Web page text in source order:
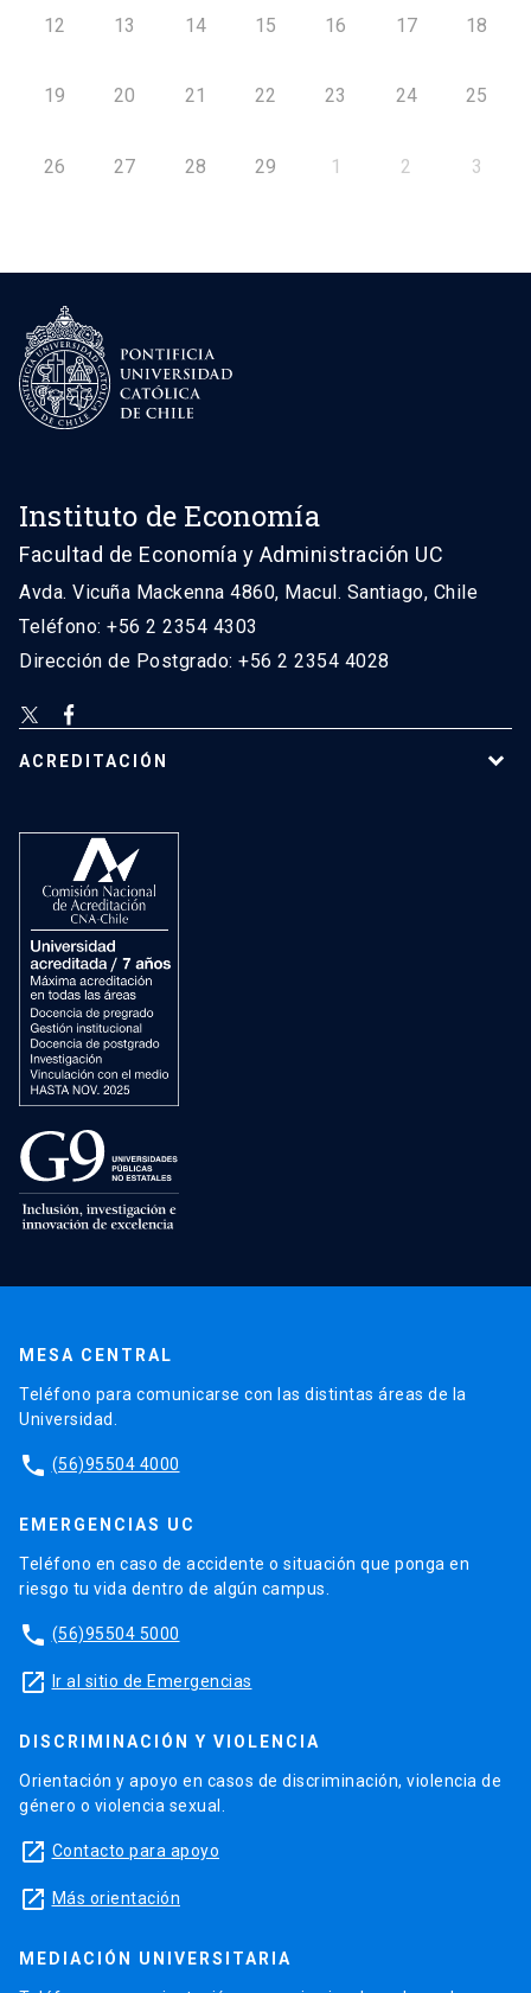
12 13 14 15 16 17 18
19 20 21 22 23 24 25
26 27 28 29 1 2 3
Instituto de Economía
Facultad de Economía y Administración UC
Avda. Vicuña Mackenna 4860, Macul. Santiago, Chile
Teléfono: +56 2 2354 4303
Dirección de Postgrado: +56 2 2354 4028
ACREDITACIÓN
MESA CENTRAL
Teléfono para comunicarse con las distintas áreas de la
Universidad.
phone (56)95504 4000
EMERGENCIAS UC
Teléfono en caso de accidente o situación que ponga en
riesgo tu vida dentro de algún campus.
phone (56)95504 5000
launch Ir al sitio de Emergencias
DISCRIMINACIÓN Y VIOLENCIA
Orientación y apoyo en casos de discriminación, violencia de
género o violencia sexual.
launch Contacto para apoyo
launch Más orientación
MEDIACIÓN UNIVERSITARIA